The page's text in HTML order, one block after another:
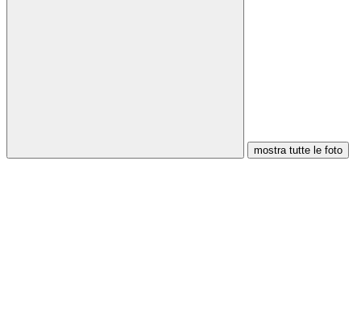
mostra tutte le foto